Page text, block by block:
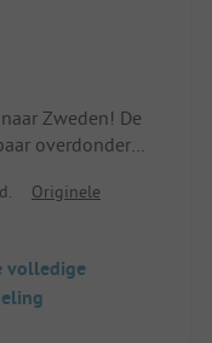
Zweden! De
overdonderd
de camping
vervallen, en
Originele
volledige